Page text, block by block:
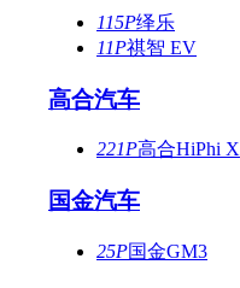
115P绎乐
11P祺智 EV
高合汽车
221P高合HiPhi X
国金汽车
25P国金GM3